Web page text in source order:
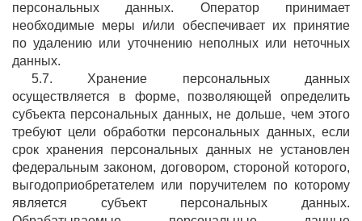
персональных данных. Оператор принимает
необходимые меры и/или обеспечивает их принятие
по удалению или уточнению неполных или неточных
данных.
5.7. Хранение персональных данных
осуществляется в форме, позволяющей определить
субъекта персональных данных, не дольше, чем этого
требуют цели обработки персональных данных, если
срок хранения персональных данных не установлен
федеральным законом, договором, стороной которого,
выгодоприобретателем или поручителем по которому
является субъект персональных данных.